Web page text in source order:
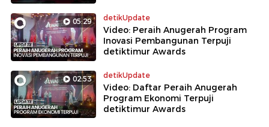
05:29 detikUpdate
Video: Peraih Anugerah Program
Inovasi Pembangunan Terpuji
detiktimur Awards
02:53 detikUpdate
Video: Daftar Peraih Anugerah
Program Ekonomi Terpuji
detiktimur Awards